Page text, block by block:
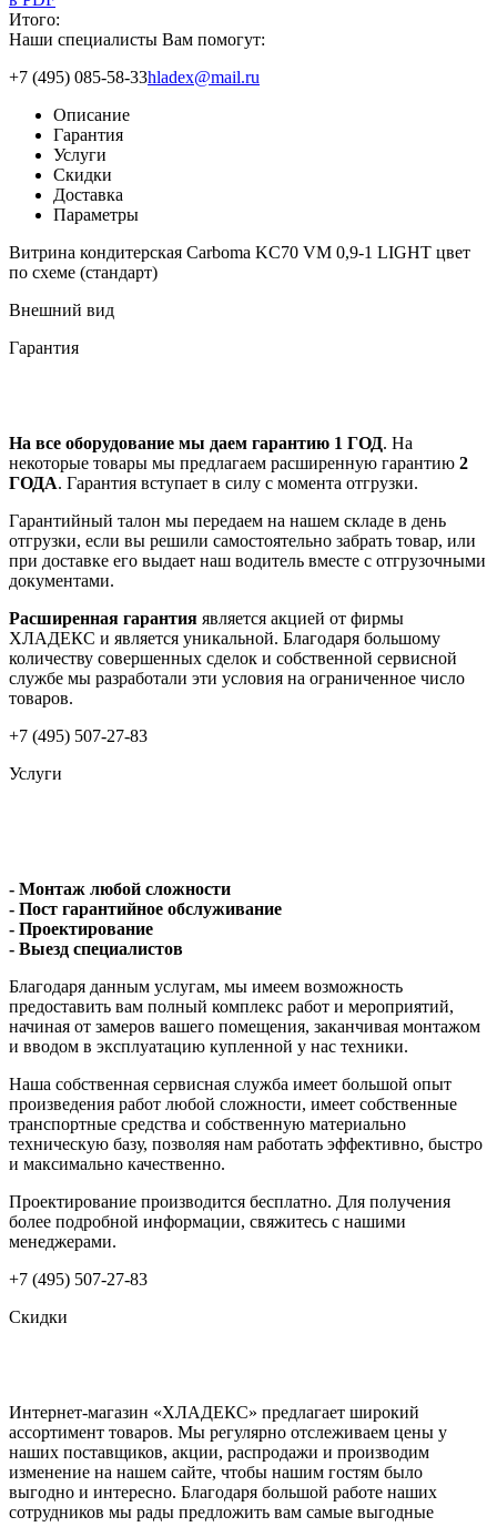
Итого:
Наши специалисты Вам помогут:
+7 (495) 085-58-33hladex@mail.ru
Описание
Гарантия
Услуги
Скидки
Доставка
Параметры
Витрина кондитерская Carboma KC70 VM 0,9-1 LIGHT цвет
по схеме (стандарт)
Внешний вид
Гарантия
На все оборудование мы даем гарантию 1 ГОД. На
некоторые товары мы предлагаем расширенную гарантию 2
ГОДА. Гарантия вступает в силу с момента отгрузки.
Гарантийный талон мы передаем на нашем складе в день
отгрузки, если вы решили самостоятельно забрать товар, или
при доставке его выдает наш водитель вместе с отгрузочными
документами.
Расширенная гарантия является акцией от фирмы
ХЛАДЕКС и является уникальной. Благодаря большому
количеству совершенных сделок и собственной сервисной
службе мы разработали эти условия на ограниченное число
товаров.
+7 (495) 507-27-83
Услуги
- Монтаж любой сложности
- Пост гарантийное обслуживание
- Проектирование
- Выезд специалистов
Благодаря данным услугам, мы имеем возможность
предоставить вам полный комплекс работ и мероприятий,
начиная от замеров вашего помещения, заканчивая монтажом
и вводом в эксплуатацию купленной у нас техники.
Наша собственная сервисная служба имеет большой опыт
произведения работ любой сложности, имеет собственные
транспортные средства и собственную материально
техническую базу, позволяя нам работать эффективно, быстро
и максимально качественно.
Проектирование производится бесплатно. Для получения
более подробной информации, свяжитесь с нашими
менеджерами.
+7 (495) 507-27-83
Скидки
Интернет-магазин «ХЛАДЕКС» предлагает широкий
ассортимент товаров. Мы регулярно отслеживаем цены у
наших поставщиков, акции, распродажи и производим
изменение на нашем сайте, чтобы нашим гостям было
выгодно и интересно. Благодаря большой работе наших
сотрудников мы рады предложить вам самые выгодные